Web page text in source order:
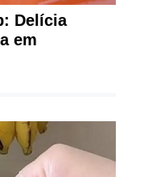
Delícia
em